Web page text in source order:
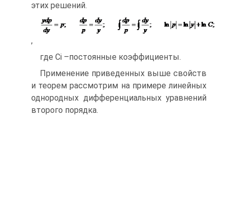
этих решений.
,
где Ci –постоянные коэффициенты.
Применение приведенных выше свойств
и теорем рассмотрим на примере линейных
однородных дифференциальных уравнений
второго порядка.